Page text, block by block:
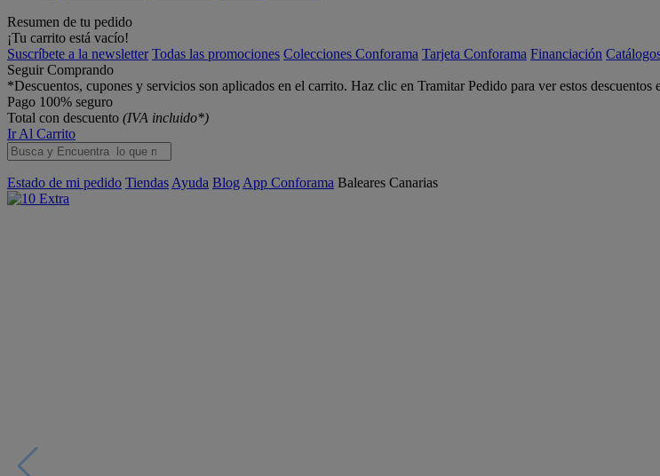
Resumen de tu pedido
¡Tu carrito está vacío!
Suscríbete a la newsletter Todas las promociones Colecciones Conforama Tarjeta Conforama Financiación
Seguir Comprando
*Descuentos, cupones y servicios son aplicados en el carrito. Haz clic en Tramitar Pedido para ver estos descuentos
Pago 100% seguro
Total con descuento (IVA incluido*)
Ir Al Carrito
Estado de mi pedido Tiendas Ayuda Blog App Conforama Baleares Canarias